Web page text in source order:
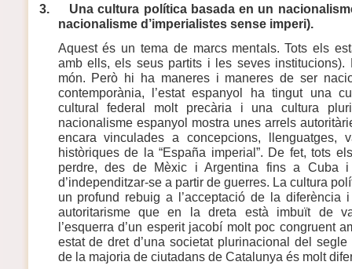
3.
Una cultura política basada en un
nacionalisme d’imperialistes sense imperi).
Aquest és un tema de marcs mentals. Tots els
amb ells, els seus partits i les seves
món. Però hi ha maneres i maneres de ser
contemporània, l’estat espanyol ha tingut una
cultural federal molt precària i una cultura
nacionalisme espanyol mostra unes arrels
encara vinculades a concepcions, llenguatges,
històriques de la “España imperial”. De fet, tots
perdre, des de Mèxic i Argentina fins a Cuba i
d’independitzar-se a partir de guerres. La cultura
un profund rebuig a l’acceptació de la diferència
autoritarisme que en la dreta està imbuït de
l’esquerra d’un esperit jacobí molt poc congruent
estat de dret d’una societat plurinacional del
de la majoria de ciutadans de Catalunya és molt